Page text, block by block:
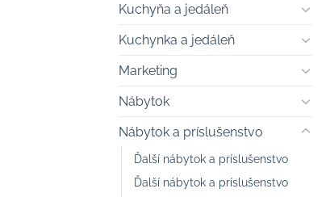
Kuchyňa a jedáleň
Kuchynka a jedáleň
Marketing
Nábytok
Nábytok a príslušenstvo
Ďalší nábytok a príslušenstvo
Ďalší nábytok a príslušenstvo